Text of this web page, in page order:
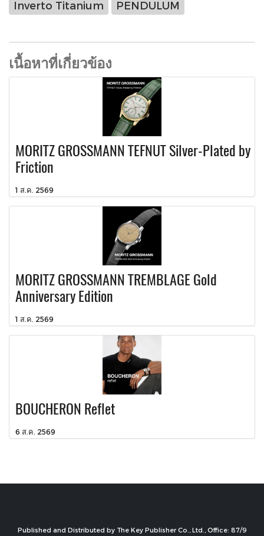
Inverto Titanium
PENDULUM
เนื้อหาที่เกี่ยวข้อง
MORITZ GROSSMANN TEFNUT Silver-Plated by
Friction
1 ส.ค. 2569
MORITZ GROSSMANN TREMBLAGE Gold
Anniversary Edition
1 ส.ค. 2569
BOUCHERON Reflet
6 ส.ค. 2569
Published and Distributed by The Key Publisher Co., Ltd., Office: 87/9